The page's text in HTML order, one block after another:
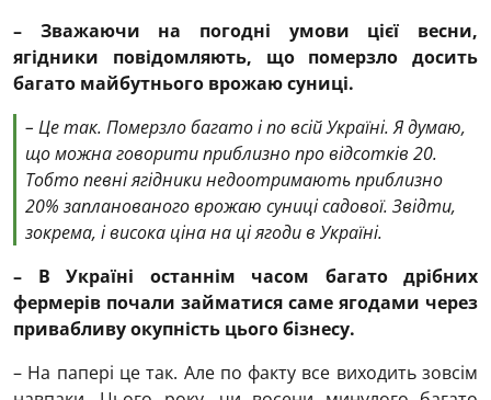
– Зважаючи на погодні умови цієї весни,
ягідники повідомляють, що померзло досить
багато майбутнього врожаю суниці.
– Це так. Померзло багато і по всій Україні. Я думаю,
що можна говорити приблизно про відсотків 20.
Тобто певні ягідники недоотримають приблизно
20% запланованого врожаю суниці садової. Звідти,
зокрема, і висока ціна на ці ягоди в Україні.
– В Україні останнім часом багато дрібних
фермерів почали займатися саме ягодами через
привабливу окупність цього бізнесу.
– На папері це так. Але по факту все виходить зовсім